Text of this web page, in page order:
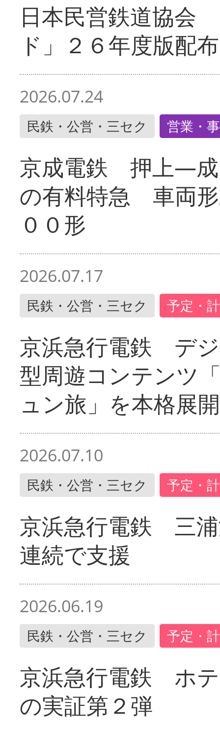
日本民営鉄道協会
ド」２６年度版配布
2026.07.24
民鉄・公営・三セク 営業・
京成電鉄 押上―成
の有料特急 車両
００形
2026.07.17
民鉄・公営・三セク 予定・
京浜急行電鉄 デ
型周遊コンテンツ
ュン旅」を本格展開
2026.07.10
民鉄・公営・三セク 予定・
京浜急行電鉄 三
連続で支援
2026.06.19
民鉄・公営・三セク 予定・
京浜急行電鉄 ホ
の実証第２弾